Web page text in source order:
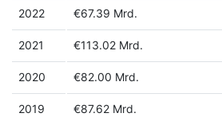
2022 €67.39 Mrd.
2021 €113.02 Mrd.
2020 €82.00 Mrd.
2019 €87.62 Mrd.